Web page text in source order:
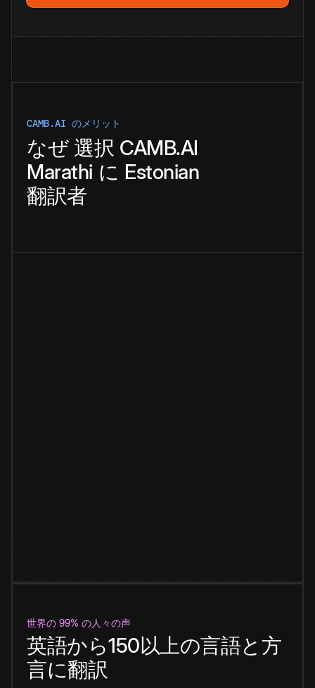
CAMB.AI のメリット
なぜ 選択 CAMB.AI
Marathi に Estonian
翻訳者
世界の 99% の人々の声
英語から150以上の言語と方
言に翻訳